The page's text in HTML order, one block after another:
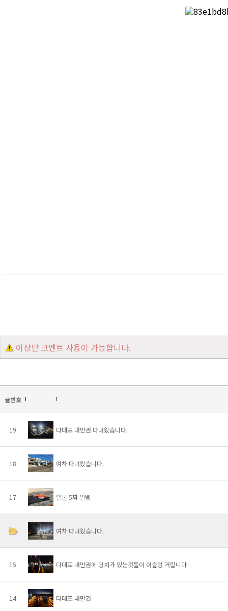
이상만 코멘트 사용이 가능합니다.
글번호
19 다대포 내만권 다녀왔습니다.
18 여차 다녀왔습니다.
17 일본 5짜 일벵
여차 다녀왔습니다.
15 다대포 내만권에 덩치가 있는것들이 어슬렁 거립니다
14 다대포 내만권